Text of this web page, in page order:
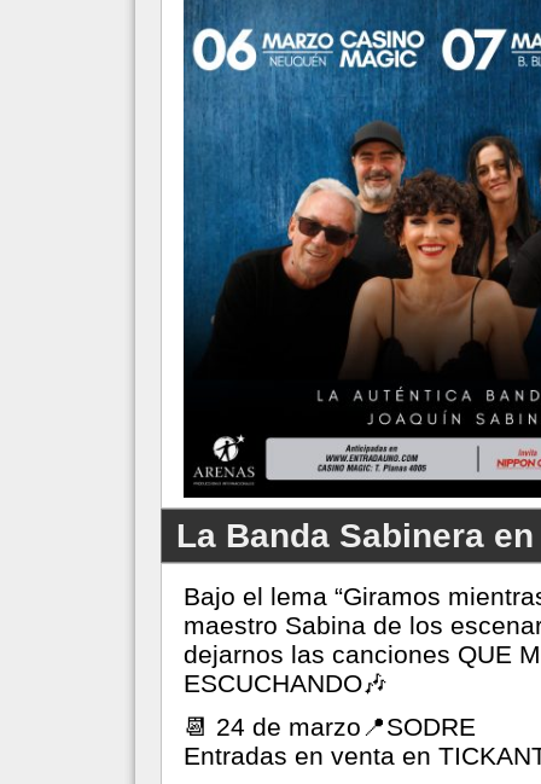
La Banda Sabinera
Bajo el lema “Giramos
maestro Sabina de los
dejarnos las canciones QUE
ESCUCHANDO🎶
📆 24 de marzo📍SODRE
Entradas en venta en